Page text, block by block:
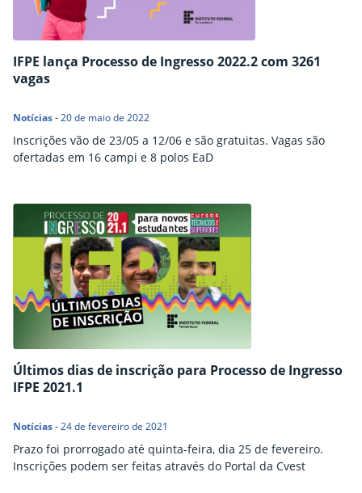
IFPE lança Processo de Ingresso 2022.2 com 3261
vagas
Notícias-20 de maio de 2022
Inscrições vão de 23/05 a 12/06 e são gratuitas. Vagas são
ofertadas em 16 campi e 8 polos EaD
Últimos dias de inscrição para Processo de Ingresso
IFPE 2021.1
Notícias-24 de fevereiro de 2021
Prazo foi prorrogado até quinta-feira, dia 25 de fevereiro.
Inscrições podem ser feitas através do Portal da Cvest